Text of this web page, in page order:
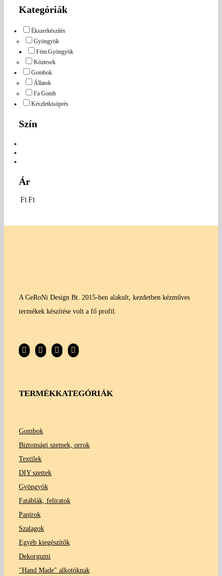
Kategóriák
Ékszerkészítés
Gyöngyök
Fém Gyöngyök
Köztesek
Gombok
Állatok
Fa Gomb
Készletkisöprés
Szín
Ár
FtFt
A GeRoNi Design Bt. 2015-ben alakult, kezdetben kézműves
termékek készítése volt a fő profil.
TERMÉKKATEGÓRIÁK
Gombok
Biztonsági szemek, orrok
Textilek
DIY szettek
Gyöngyök
Fatáblák, feliratok
Papírok
Szalagok
Egyéb kiegészítők
Dekorgumi
"Hand Made" alkotóknak